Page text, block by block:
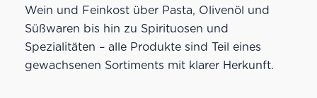
Wein und Feinkost über Pasta, Olivenöl und
Süßwaren bis hin zu Spirituosen und
Spezialitäten – alle Produkte sind Teil eines
gewachsenen Sortiments mit klarer Herkunft.